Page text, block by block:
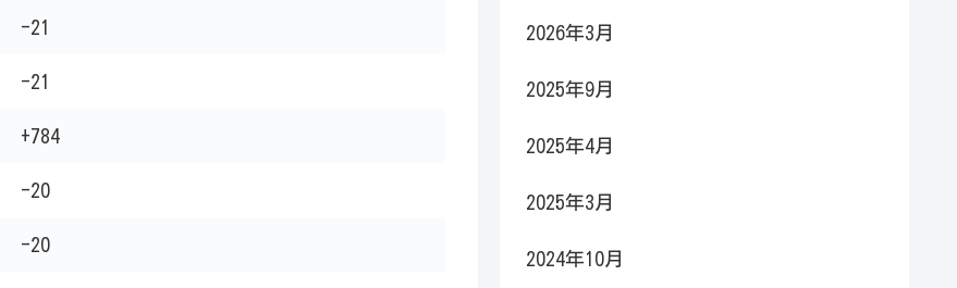
-21
-21
+784
-20
-20
2026年3月
2025年9月
2025年4月
2025年3月
2024年10月